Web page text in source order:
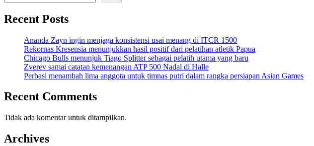
Recent Posts
Ananda Zayn ingin menjaga konsistensi usai menang di ITCR 1500
Rekornas Kresensia menunjukkan hasil positif dari pelatihan atletik Papua
Chicago Bulls menunjuk Tiago Splitter sebagai pelatih utama yang baru
Zverev samai catatan kemenangan ATP 500 Nadal di Halle
Perbasi menambah lima anggota untuk timnas putri dalam rangka persiapan Asian Games
Recent Comments
Tidak ada komentar untuk ditampilkan.
Archives